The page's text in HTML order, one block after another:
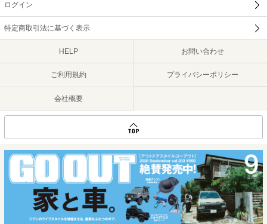
ログイン
特定商取引法に基づく表示
HELP お問い合わせ
ご利用規約 プライバシーポリシー
会社概要